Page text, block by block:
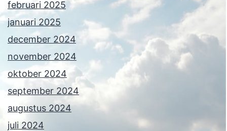
februari 2025
januari 2025
december 2024
november 2024
oktober 2024
september 2024
augustus 2024
juli 2024